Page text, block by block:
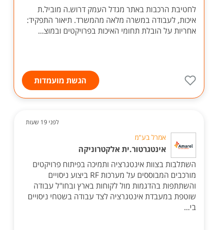
לחטיבת הרכבות באתר מגדל העמק דרוש.ה מוביל.ת
איכות, לעבודה במשרה מלאה מהמשרד. תיאור התפקיד:
אחריות על הובלת תחומי האיכות בפרויקטים ובמוצ...
הגשת מועמדות
לפני 19 שעות
אמרל בע"מ
אינטגרטור.ית אלקטרוניקה
השתלבות בצוות אינטגרציה ותמיכה בפיתוח פרויקטים
מורכבים המבוססים על מערכות RF ביצוע ניסויים
והשתתפות בהדגמות מול לקוחות בארץ ובחו"ל עבודה
שוטפת במעבדת אינטגרציה לצד עבודה בשטחי ניסויים
בי...